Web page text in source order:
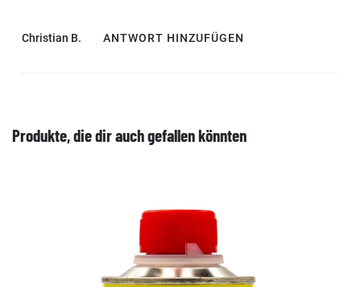
Christian B. ANTWORT HINZUFÜGEN
Produkte, die dir auch gefallen könnten